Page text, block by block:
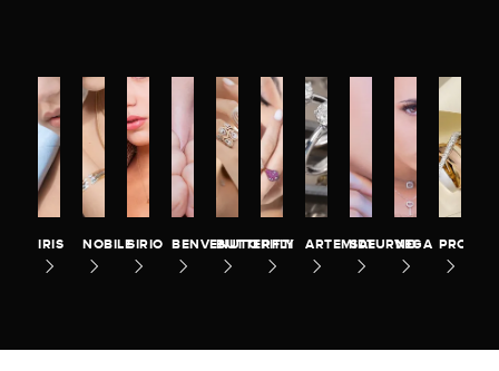
IRIS NOBILESIRIO BENVENUTO
BUTTERFLY
PITTI ARTEMIDESATURNO
VEGA